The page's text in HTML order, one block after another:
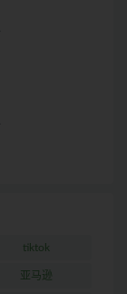
tiktok
亚马逊